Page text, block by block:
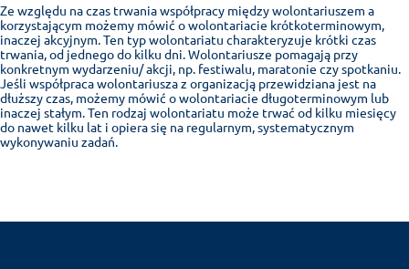
Ze względu na czas trwania współpracy między wolontariuszem a
korzystającym możemy mówić o wolontariacie krótkoterminowym,
inaczej akcyjnym. Ten typ wolontariatu charakteryzuje krótki czas
trwania, od jednego do kilku dni. Wolontariusze pomagają przy
konkretnym wydarzeniu/ akcji, np. festiwalu, maratonie czy spotkaniu.
Jeśli współpraca wolontariusza z organizacją przewidziana jest na
dłuższy czas, możemy mówić o wolontariacie długoterminowym lub
inaczej stałym. Ten rodzaj wolontariatu może trwać od kilku miesięcy
do nawet kilku lat i opiera się na regularnym, systematycznym
wykonywaniu zadań.